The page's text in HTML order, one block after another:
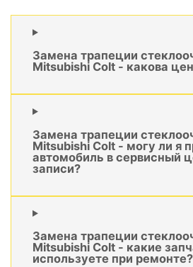
Замена трапеции
Mitsubishi Colt - какова
Замена трапеции
Mitsubishi Colt - могу ли я
автомобиль в сервисный
записи?
Замена трапеции
Mitsubishi Colt - какие
используете при ремонте?